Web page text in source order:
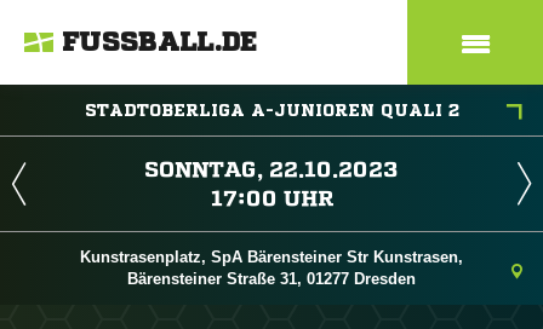
FUSSBALL.DE
STADTOBERLIGA A-JUNIOREN QUALI 2
 
 
Kunstrasenplatz, SpA Bärensteiner Str Kunstrasen,
Bärensteiner Straße 31, 01277 Dresden